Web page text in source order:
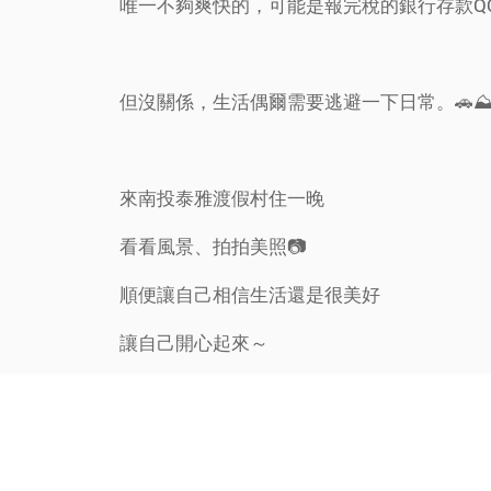
但沒關係，生活偶爾需要逃避一下日常。
來南投泰雅渡假村住一晚
看看風景、拍拍美照📷
順便讓自己相信生活還是很美好
讓自己開心起來～